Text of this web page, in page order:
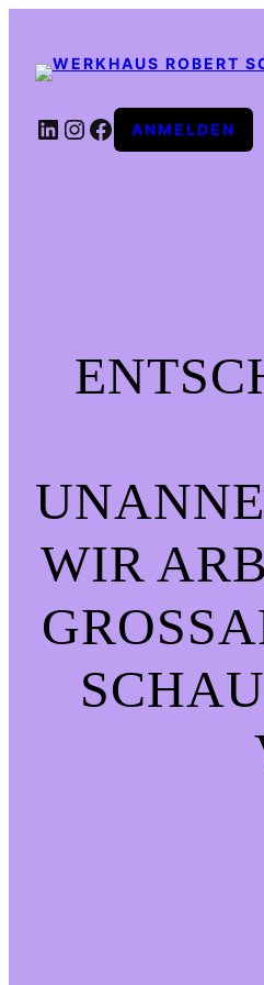
LINKEDIN
INSTAGRAM
FACEBOOK
ANMELDEN
WIR
CHAU